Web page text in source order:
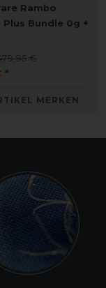
Rambo
Plus Bundle 0g +
€
*
MERKEN